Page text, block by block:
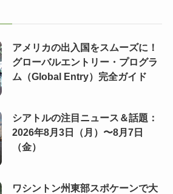
アメリカの出入国をスムーズに！
グローバルエントリー・プログラ
ム（Global Entry）完全ガイド
シアトルの注目ニュース＆話題：
2026年8月3日（月）〜8月7日
（金）
ワシントン州東部スポケーンで大